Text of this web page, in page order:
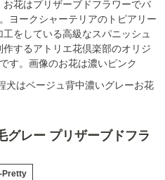
花はプリザーブドフラワーでバ
ヨークシャーテリアのトピアリー
をしている高級なスパニッシュ
するアトリエ花倶楽部のオリジ
す。画像のお花は濃いピンク
はベージュ背中濃いグレーお花
グレー プリザーブドフラ
Pretty